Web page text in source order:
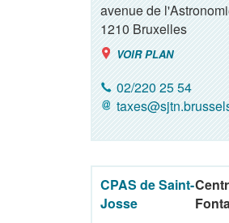
avenue de
1210Bruxelles
VOIR PLAN
02/220 25 54
CPAS de Saint-
Josse